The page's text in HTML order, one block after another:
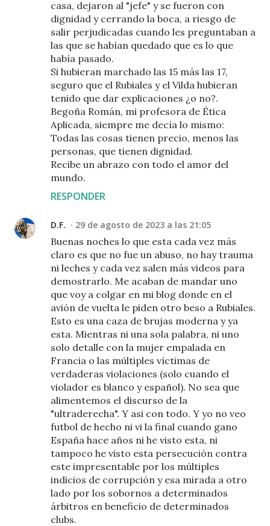
casa, dejaron al "jefe" y se fueron con
dignidad y cerrando la boca, a riesgo de
salir perjudicadas cuando les preguntaban a
las que se habían quedado que es lo que
había pasado.
Si hubieran marchado las 15 más las 17,
seguro que el Rubiales y el Vilda hubieran
tenido que dar explicaciones ¿o no?.
Begoña Román, mi profesora de Ética
Aplicada, siempre me decía lo mismo:
Todas las cosas tienen precio, menos las
personas, que tienen dignidad.
Recibe un abrazo con todo el amor del
mundo.
RESPONDER
D.F. 29 de agosto de 2023 a las 21:05
Buenas noches lo que esta cada vez más
claro es que no fue un abuso, no hay trauma
ni leches y cada vez salen más videos para
demostrarlo. Me acaban de mandar uno
que voy a colgar en mi blog donde en el
avión de vuelta le piden otro beso a Rubiales.
Esto es una caza de brujas moderna y ya
esta. Mientras ni una sola palabra, ni uno
solo detalle con la mujer empalada en
Francia o las múltiples víctimas de
verdaderas violaciones (solo cuando el
violador es blanco y español). No sea que
alimentemos el discurso de la
"ultraderecha". Y asi con todo. Y yo no veo
futbol de hecho ni vi la final cuando gano
España hace años ni he visto esta, ni
tampoco he visto esta persecución contra
este impresentable por los múltiples
indicios de corrupción y esa mirada a otro
lado por los sobornos a determinados
árbitros en beneficio de determinados
clubs.